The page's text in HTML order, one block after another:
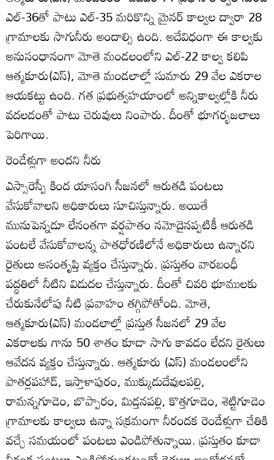
ఎల్‌-36తో పాటు ఎల్‌-35 మరికొన్ని మైనర్‌ కాల్వల ద్వారా 28
గ్రామాలకు సాగునీరు అందాల్సి ఉంది. అదేవిధంగా ఈ కాల్వకు
అనుసంధానంగా మోతె మండలంలోని ఎల్‌-22 కాల్వ కలిపి
ఆత్మకూరు(ఎస్‌), మోతె మండలాల్లో సుమారు 29 వేల ఎకరాల
ఆయకట్టు ఉంది. గత ప్రభుత్వహయాంలో అన్నికాల్వల్లోకి నీరు
వదలడంతో పాటు చెరువులు నింపారు. దీంతో భూగర్భజలాలు
పెరిగాయి.
రెండేళ్లుగా అందని నీరు
ఎస్సారెస్పీ కింద యాసంగి సీజనలో ఆరుతడి పంటలు
వేసుకోవాలని అధికారులు సూచిస్తున్నారు. అయితే
మునుపెన్నడూ లేనంతగా వర్షపాతం నమోదైనప్పటికీ ఆరుతడి
పంటలే వేసుకోవాలన్న పాతధోరణిలోనే అధికారులు ఉన్నారని
రైతులు అసంతృప్తి వ్యక్తం చేస్తున్నారు. ప్రస్తుతం వారబంధీ
పద్ధతిలో నీటిని విడుదల చేస్తున్నారు. దీంతో చివరి భూములకు
చేరుకునేలోపు నీటి ప్రవాహం తగ్గిపోతోంది. మోతె,
ఆత్మకూరు(ఎస్‌) మండలాల్లో ప్రస్తుత సీజనలో 29 వేల
ఎకరాలకు గాను 50 శాతం కూడా సాగు కావడం లేదని రైతులు
ఆవేదన వ్యక్తం చేస్తున్నారు. ఆత్మకూరు (ఎస్‌) మండలంలోని
పాతర్లపహాడ్‌, ఇస్తాళాపురం, ముక్కుడుదేవులపల్లి,
రామన్నగూడెం, బొప్పారం, మిడ్తనపల్లి, కొత్తగూడెం, శెట్టిగూడెం
గ్రామాలకు కాల్వలు ఉన్నా సక్రమంగా నీరందక రెండేళ్లుగా చేతికి
వచ్చే సమయంలో పంటలు ఎండిపోతున్నాయి. ప్రస్తుతం కూడా